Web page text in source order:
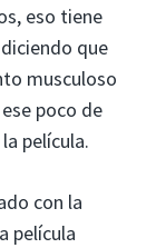
eso tiene
que
musculoso
poco de
película.
con la
película